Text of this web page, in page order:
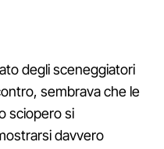
degli sceneggiatori
sembrava che le
sciopero si
davvero